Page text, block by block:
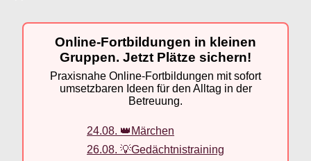
Online-Fortbildungen in kleinen
Gruppen. Jetzt Plätze sichern!
Praxisnahe Online-Fortbildungen mit sofort
umsetzbaren Ideen für den Alltag in der
Betreuung.
24.08. 👑Märchen
26.08. 💡Gedächtnistraining